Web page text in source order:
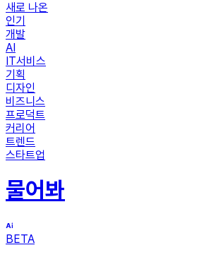
새로 나온
인기
개발
AI
IT서비스
기획
디자인
비즈니스
프로덕트
커리어
트렌드
스타트업
물어봐
BETA